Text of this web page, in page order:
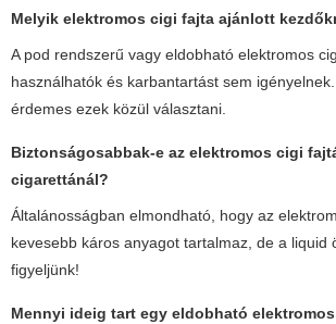
Melyik elektromos cigi fajta ajánlott
A pod rendszerű vagy eldobható elektromos
használhatók és karbantartást sem
érdemes ezek közül választani.
Biztonságosabbak-e az elektromos cigi
cigarettánál?
Általánosságban elmondható, hogy az
kevesebb káros anyagot tartalmaz, de a liquid
figyeljünk!
Mennyi ideig tart egy eldobható